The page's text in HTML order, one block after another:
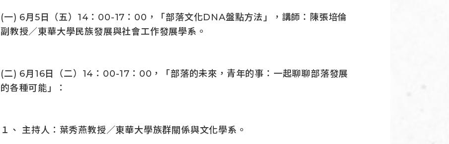
(一) 6月5日（五）14：00-17：00，「部落文化DNA盤點方法」，講師：陳張培倫
副教授／東華大學民族發展與社會工作發展學系。
(二) 6月16日（二）14：00-17：00，「部落的未來，青年的事：一起聊聊部落發展
的各種可能」：
１、 主持人：葉秀燕教授／東華大學族群關係與文化學系。